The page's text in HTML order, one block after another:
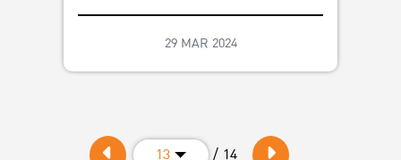
รางวัลนิสิตเก่าดีเด่น ประจำปี 2567ประเภทผู้
ทำคุณประโยชน์ต่อสังคูม
29 MAR 2024
13 / 14